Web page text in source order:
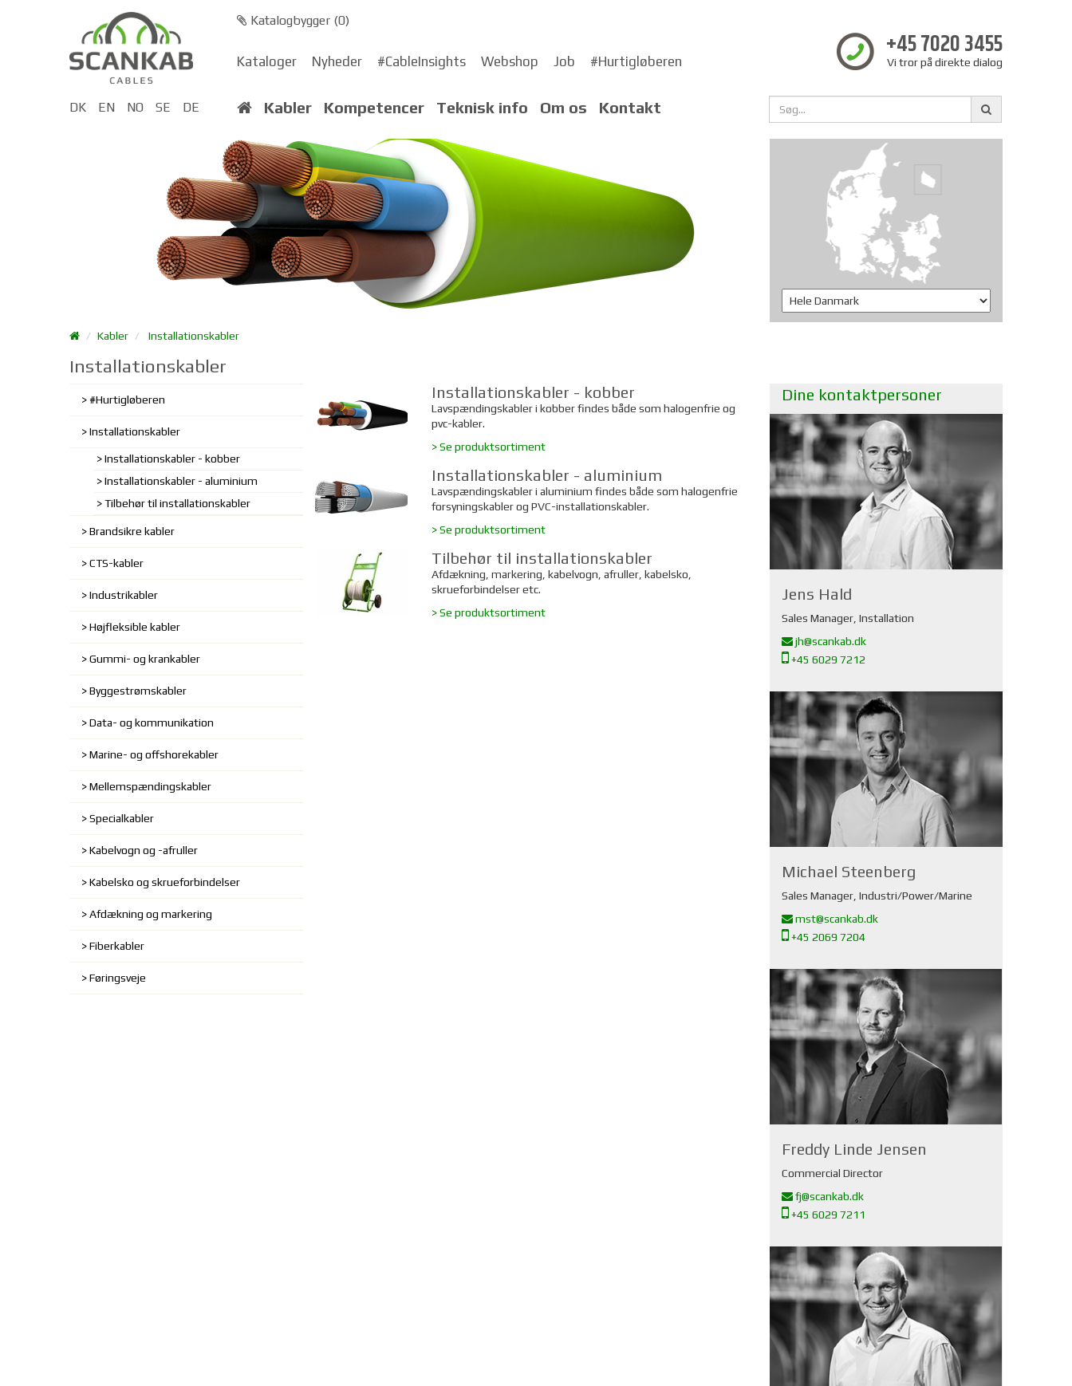
Katalogbygger (0)
Kataloger Nyheder #CableInsights Webshop Job #Hurtigløberen +45 7020 3455
Vi tror på direkte dialog
DK EN NO SE DE Kabler Kompetencer Teknisk info Om os Kontakt
Kabler Installationskabler
Installationskabler
#Hurtigløberen
Installationskabler
Installationskabler - kobber
Installationskabler - aluminium
Tilbehør til installationskabler
Brandsikre kabler
CTS-kabler
Industrikabler
Højfleksible kabler
Gummi- og krankabler
Byggestrømskabler
Data- og kommunikation
Marine- og offshorekabler
Mellemspændingskabler
Specialkabler
Kabelvogn og -afruller
Kabelsko og skrueforbindelser
Afdækning og markering
Fiberkabler
Føringsveje
Installationskabler - kobber
Lavspændingskabler i kobber findes både som halogenfrie og
pvc-kabler.
> Se produktsortiment
Installationskabler - aluminium
Lavspændingskabler i aluminium findes både som halogenfrie
forsyningskabler og PVC-installationskabler.
> Se produktsortiment
Tilbehør til installationskabler
Afdækning, markering, kabelvogn, afruller, kabelsko,
skrueforbindelser etc.
> Se produktsortiment
Dine kontaktpersoner
Jens Hald
Sales Manager, Installation
jh@scankab.dk
+45 6029 7212
Michael Steenberg
Sales Manager, Industri/Power/Marine
mst@scankab.dk
+45 2069 7204
Freddy Linde Jensen
Commercial Director
fj@scankab.dk
+45 6029 7211